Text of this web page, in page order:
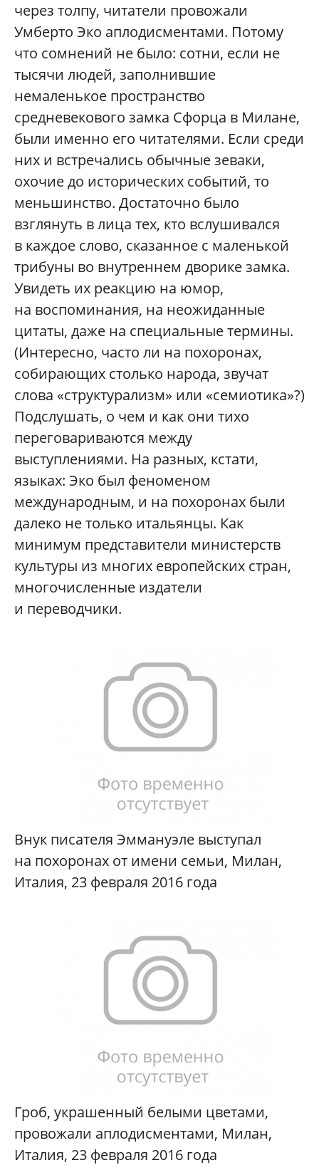
через толпу, читатели провожали
Умберто Эко аплодисментами. Потому
что сомнений не было: сотни, если не
тысячи людей, заполнившие
немаленькое пространство
средневекового замка Сфорца в Милане,
были именно его читателями. Если среди
них и встречались обычные зеваки,
охочие до исторических событий, то
меньшинство. Достаточно было
взглянуть в лица тех, кто вслушивался
в каждое слово, сказанное с маленькой
трибуны во внутреннем дворике замка.
Увидеть их реакцию на юмор,
на воспоминания, на неожиданные
цитаты, даже на специальные термины.
(Интересно, часто ли на похоронах,
собирающих столько народа, звучат
слова «структурализм» или «семиотика»?)
Подслушать, о чем и как они тихо
переговариваются между
выступлениями. На разных, кстати,
языках: Эко был феноменом
международным, и на похоронах были
далеко не только итальянцы. Как
минимум представители министерств
культуры из многих европейских стран,
многочисленные издатели
и переводчики.
Внук писателя Эммануэле выступал
на похоронах от имени семьи, Милан,
Италия, 23 февраля 2016 года
Гроб, украшенный белыми цветами,
провожали аплодисментами, Милан,
Италия, 23 февраля 2016 года